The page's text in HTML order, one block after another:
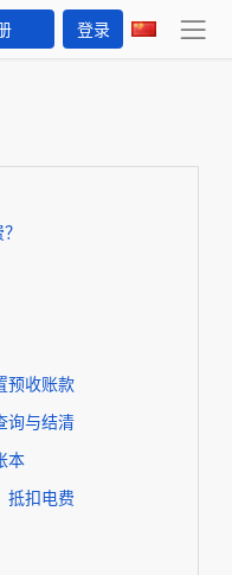
登录
预收账款
询与结清
本
抵扣电费